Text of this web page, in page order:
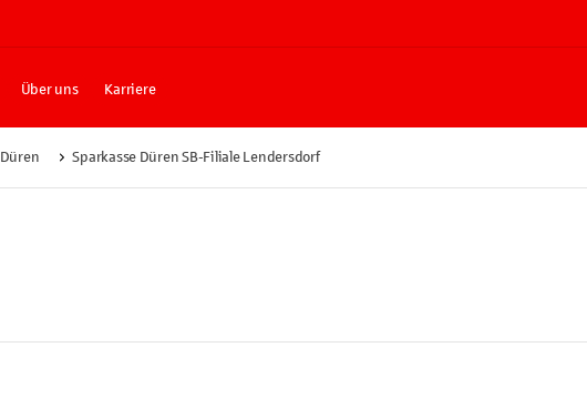
Über uns Karriere
Düren Sparkasse Düren SB-Filiale Lendersdorf